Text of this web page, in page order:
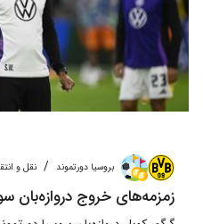
بروسیا دورتموند / نقل و
زمزمه‌های خروج